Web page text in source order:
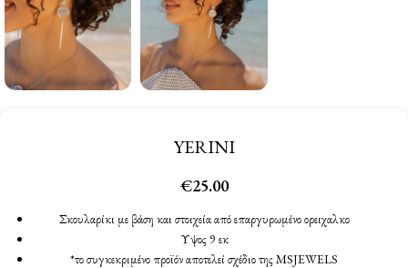
YERINI
€25.00
Σκουλαρίκι με βάση και στοιχεία από επαργυρωμένο ορειχαλκο
Υψος 9 εκ
*το συγκεκριμένο προϊόν αποτελεί σχέδιο της MSJEWELS